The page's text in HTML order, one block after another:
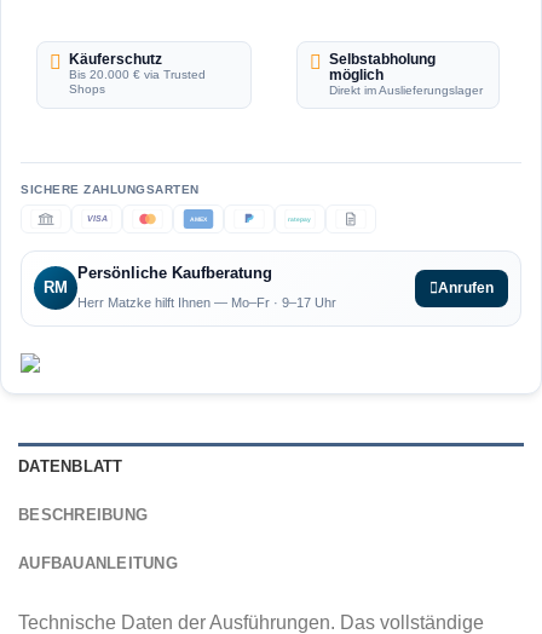
Käuferschutz
Bis 20.000 € via Trusted
Shops
Selbstabholung
möglich
Direkt im Auslieferungslager
VISA AMEX ratepay
RM
Persönliche Kaufberatung
Herr Matzke hilft Ihnen — Mo–Fr · 9–17 Uhr
Anrufen
DATENBLATT
BESCHREIBUNG
AUFBAUANLEITUNG
Technische Daten der Ausführungen. Das vollständige